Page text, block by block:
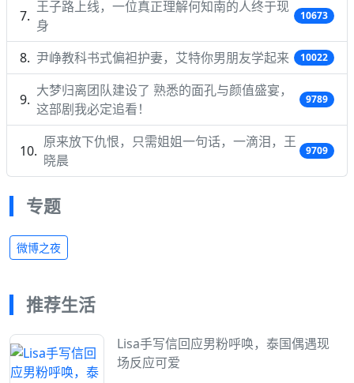
王子路上线，一位真正理解何知南的人终于现
身
10673
尹峥教科书式偏袒护妻，艾特你男朋友学起来 10022
大梦归离团队建设了 熟悉的面孔与颜值盛宴，
这部剧我必定追看！
9789
原来放下仇恨，只需姐姐一句话，一滴泪，王
晓晨
9709
专题
微博之夜
推荐生活
Lisa手写信回应男粉呼唤，泰国偶遇现
场反应可爱